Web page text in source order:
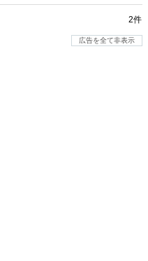
2件
広告を全て非表示